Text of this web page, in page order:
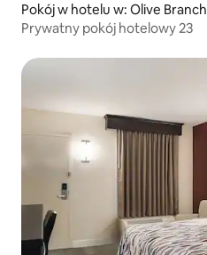
Pokój w hotelu w: Olive Branch
Prywatny pokój hotelowy 23